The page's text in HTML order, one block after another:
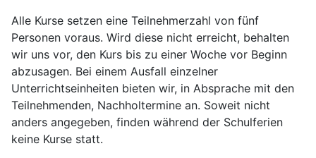
Alle Kurse setzen eine Teilnehmerzahl von fünf
Personen voraus. Wird diese nicht erreicht, behalten
wir uns vor, den Kurs bis zu einer Woche vor Beginn
abzusagen. Bei einem Ausfall einzelner
Unterrichtseinheiten bieten wir, in Absprache mit den
Teilnehmenden, Nachholtermine an. Soweit nicht
anders angegeben, finden während der Schulferien
keine Kurse statt.